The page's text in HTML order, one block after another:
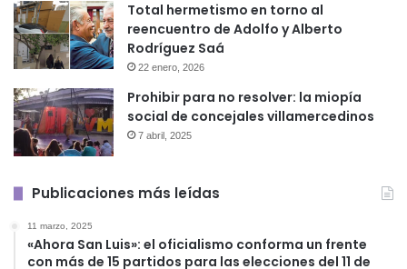
Total hermetismo en torno al
reencuentro de Adolfo y Alberto
Rodríguez Saá
22 enero, 2026
Prohibir para no resolver: la miopía
social de concejales villamercedinos
7 abril, 2025
Publicaciones más leídas
11 marzo, 2025
«Ahora San Luis»: el oficialismo conforma un frente
con más de 15 partidos para las elecciones del 11 de